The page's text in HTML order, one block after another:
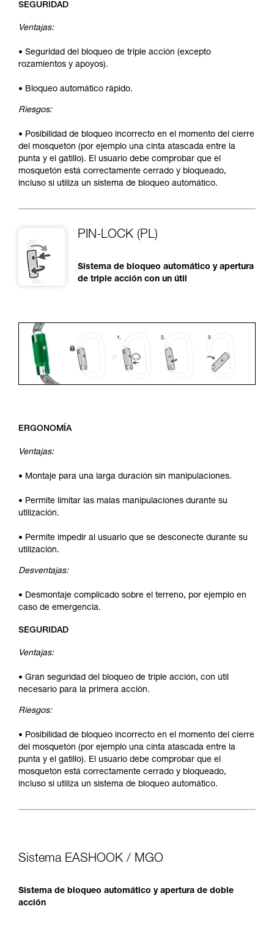
SEGURIDAD
Ventajas:
• Seguridad del bloqueo de triple acción (excepto
rozamientos y apoyos).
• Bloqueo automático rápido.
Riesgos:
• Posibilidad de bloqueo incorrecto en el momento del cierre
del mosquetón (por ejemplo una cinta atascada entre la
punta y el gatillo). El usuario debe comprobar que el
mosquetón está correctamente cerrado y bloqueado,
incluso si utiliza un sistema de bloqueo automático.
PIN-LOCK (PL)
Sistema de bloqueo automático y apertura
de triple acción con un útil
ERGONOMÍA
Ventajas:
• Montaje para una larga duración sin manipulaciones.
• Permite limitar las malas manipulaciones durante su
utilización.
• Permite impedir al usuario que se desconecte durante su
utilización.
Desventajas:
• Desmontaje complicado sobre el terreno, por ejemplo en
caso de emergencia.
SEGURIDAD
Ventajas:
• Gran seguridad del bloqueo de triple acción, con útil
necesario para la primera acción.
Riesgos:
• Posibilidad de bloqueo incorrecto en el momento del cierre
del mosquetón (por ejemplo una cinta atascada entre la
punta y el gatillo). El usuario debe comprobar que el
mosquetón está correctamente cerrado y bloqueado,
incluso si utiliza un sistema de bloqueo automático.
Sistema EASHOOK / MGO
Sistema de bloqueo automático y apertura de doble
acción